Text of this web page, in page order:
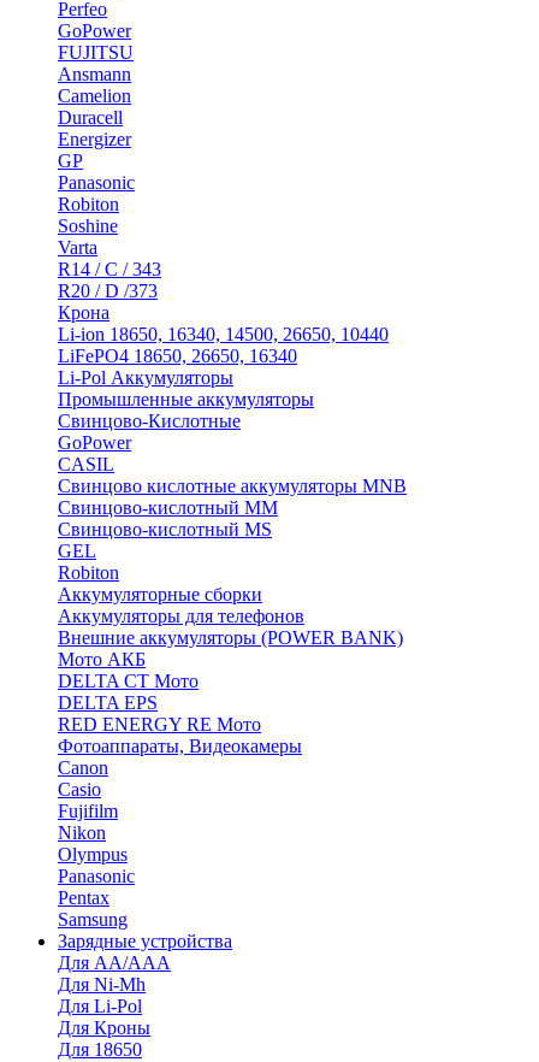
Perfeo
GoPower
FUJITSU
Ansmann
Camelion
Duracell
Energizer
GP
Panasonic
Robiton
Soshine
Varta
R14 / C / 343
R20 / D /373
Крона
Li-ion 18650, 16340, 14500, 26650, 10440
LiFePO4 18650, 26650, 16340
Li-Pol Аккумуляторы
Промышленные аккумуляторы
Свинцово-Кислотные
GoPower
CASIL
Свинцово кислотные аккумуляторы MNB
Cвинцово-кислотный MM
Cвинцово-кислотный MS
GEL
Robiton
Аккумуляторные сборки
Аккумуляторы для телефонов
Внешние аккумуляторы (POWER BANK)
Мото АКБ
DELTA CT Мото
DELTA EPS
RED ENERGY RE Мото
Фотоаппараты, Видеокамеры
Canon
Casio
Fujifilm
Nikon
Olympus
Panasonic
Pentax
Samsung
Зарядные устройства
Для AA/AAA
Для Ni-Mh
Для Li-Pol
Для Кроны
Для 18650